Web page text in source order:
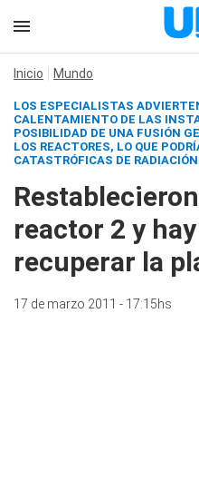
Inicio Mundo
LOS ESPECIALISTAS
CALENTAMIENTO DE LAS
POSIBILIDAD DE UNA FUSIÓN
LOS REACTORES, LO QUE
CATASTRÓFICAS DE
reactor 2 y
recuperar la
17 de marzo 2011 - 17:15hs